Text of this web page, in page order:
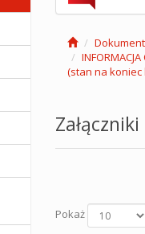
(stan na koniec
Załączniki
Pokaż